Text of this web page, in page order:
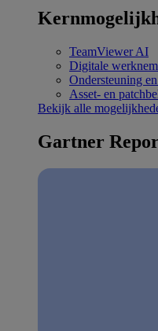
TeamViewer AI
Digitale
Ondersteuning
Asset- en
Bekijk alle
Gartner